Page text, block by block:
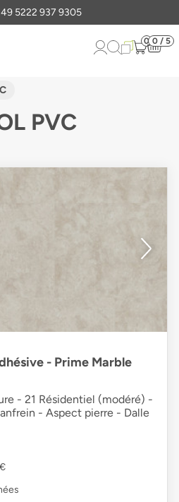
gratuit d'échantillons
0 0 / 5
PVC
- Prime Marble
- 21 Résidentiel (modéré) -
- Aspect pierre - Dalle